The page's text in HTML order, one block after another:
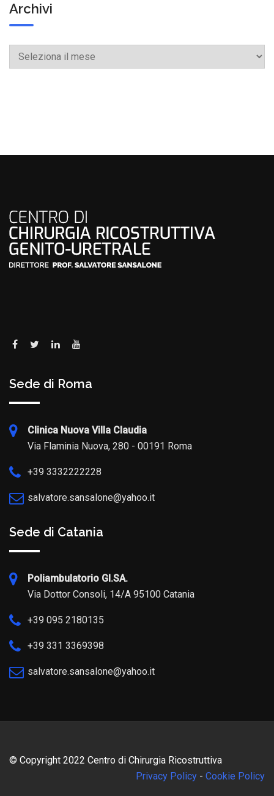
Archivi
Archivi
Sede di Roma
Clinica Nuova Villa Claudia
Via Flaminia Nuova, 280 - 00191 Roma
+39 3332222228
salvatore.sansalone@yahoo.it
Sede di Catania
Poliambulatorio GI.SA.
Via Dottor Consoli, 14/A 95100 Catania
+39 095 2180135
+39 331 3369398
salvatore.sansalone@yahoo.it
© Copyright 2022 Centro di Chirurgia Ricostruttiva
Privacy Policy - Cookie Policy